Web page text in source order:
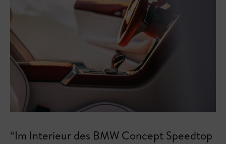
“Im Interieur des BMW Concept Speedtop